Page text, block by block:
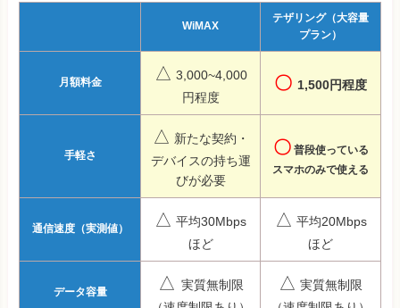
WiMAX
テザリング（大容量
プラン）
月額料金 △ 3,000~4,000
円程度
〇 1,500円程度
手軽さ
△ 新たな契約・
デバイスの持ち運
びが必要
〇 普段使っている
スマホのみで使える
通信速度（実測値） △ 平均30Mbps
ほど
△ 平均20Mbps
ほど
データ容量 △ 実質無制限
△ 実質無制限